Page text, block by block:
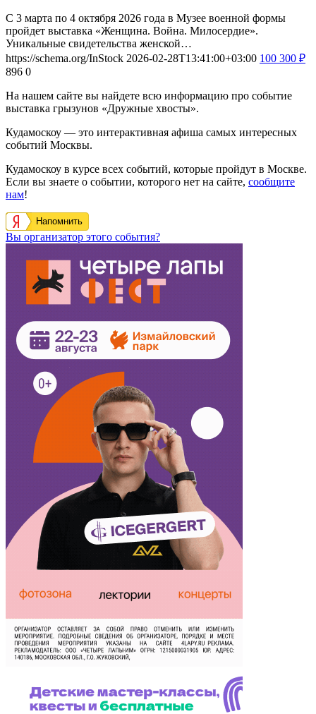
С 3 марта по 4 октября 2026 года в Музее военной формы
пройдет выставка «Женщина. Война. Милосердие».
Уникальные свидетельства женской…
https://schema.org/InStock 2026-02-28T13:41:00+03:00 100 300 ₽
896 0
На нашем сайте вы найдете всю информацию про событие
выставка грызунов «Дружные хвосты».
Кудамоскоу — это интерактивная афиша самых интересных
событий Москвы.
Кудамоскоу в курсе всех событий, которые пройдут в Москве.
Если вы знаете о событии, которого нет на сайте, сообщите
нам!
Напомнить
Вы организатор этого события?